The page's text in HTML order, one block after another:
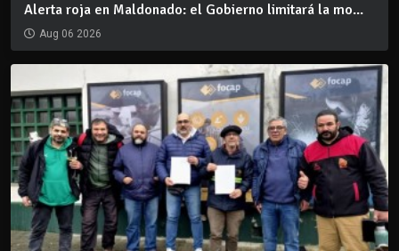
Alerta roja en Maldonado: el Gobierno limitará la mo...
Aug 06 2026